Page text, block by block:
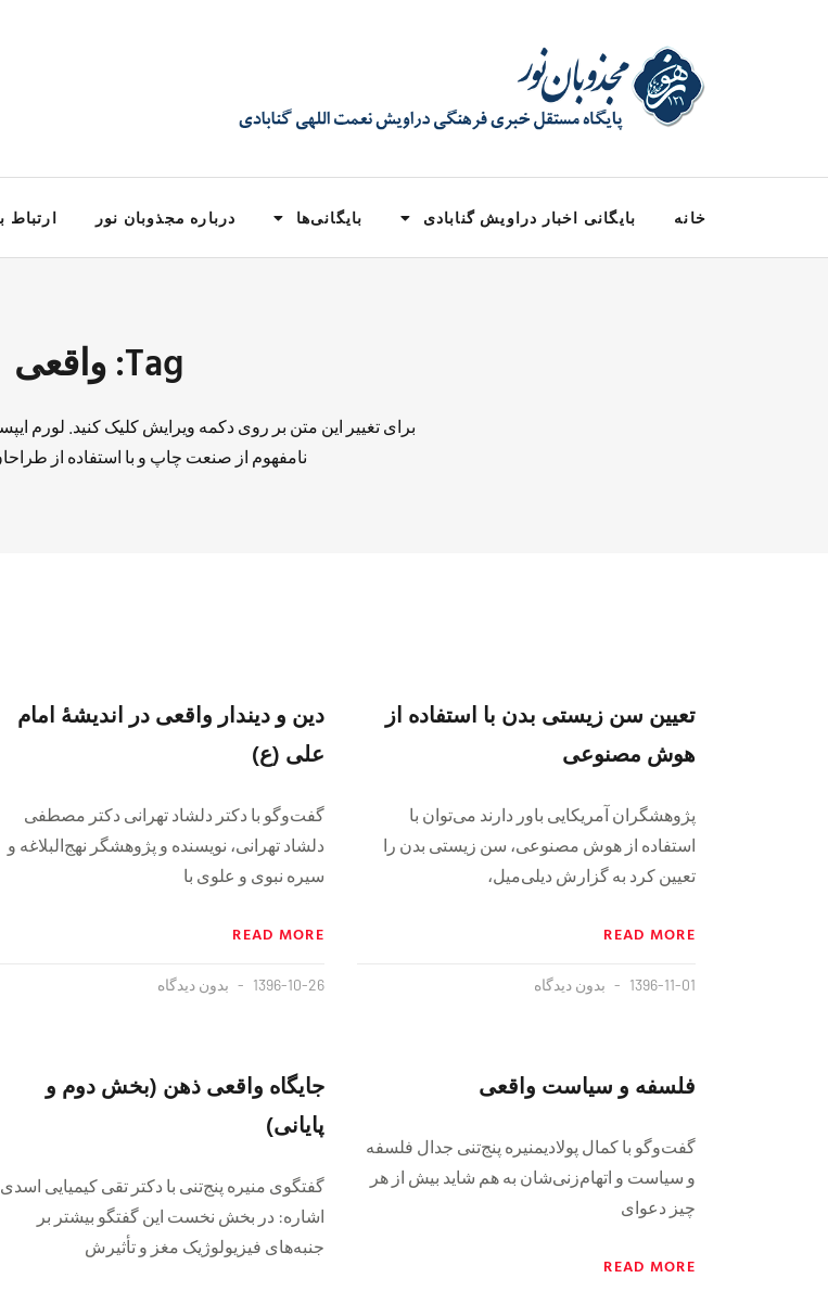
خانه بایگانی اخبار دراویش گنابادی بایگانی‌ها درباره مجذوبان نور ارتباط
Tag: واقعی
برای تغییر این متن بر روی دکمه ویرایش کلیک کنید. لورم
نامفهوم از صنعت چاپ و با استفاده از
تعیین سن زیستی بدن با استفاده از
هوش مصنوعی
پژوهشگران آمریکایی باور دارند می‌توان با
استفاده از هوش مصنوعی، سن زیستی بدن را
تعیین کرد به گزارش دیلی‌میل،
READ MORE
1396-11-01 بدون دیدگاه
دین و دیندار واقعی در اندیشهٔ امام
علی (ع)
گفت‌وگو با دکتر دلشاد تهرانی دکتر مصطفی
دلشاد تهرانی، نویسنده و پژوهشگر نهج‌البلاغه و
سیره نبوی و علوی با
READ MORE
1396-10-26 بدون دیدگاه
فلسفه و سیاست واقعی
گفت‌وگو با كمال پولادیمنیره پنج‌تنی جدال فلسفه
و سیاست و اتهام‌زنی‌شان به هم شاید بیش از هر
چیز دعوای
READ MORE
جایگاه واقعی ذهن (بخش دوم و
پایانی)
گفتگوی منیره پنج‌تنی با دکتر تقی کیمیایی اسدی
اشاره: در بخش نخست این گفتگو بیشتر بر
جنبه‌های فیزیولوژیک مغز و تأثیرش